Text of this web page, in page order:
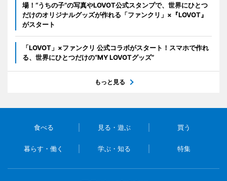
場！“うちの子”の写真やLOVOT公式スタンプで、世界にひとつ
だけのオリジナルグッズが作れる「ファンクリ」×『LOVOT』
がスタート
「LOVOT」×ファンクリ 公式コラボがスタート！スマホで作れ
る、世界にひとつだけの“MY LOVOTグッズ”
もっと見る
食べる 見る・遊ぶ 買う
暮らす・働く 学ぶ・知る 特集